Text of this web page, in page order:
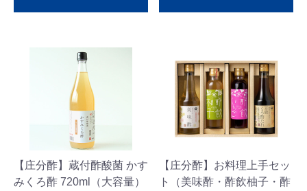
【庄分酢】蔵付酢酸菌 かす
みくろ酢 720ml（大容量）
【庄分酢】お料理上手セッ
ト（美味酢・酢飲柚子・酢